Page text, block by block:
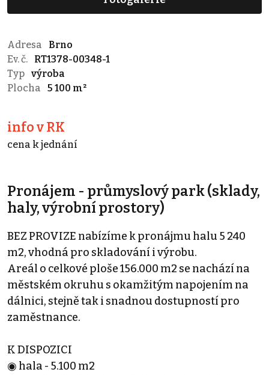
Adresa
Brno
Ev. č.
RT1378-00348-1
Typ výroba
Plocha
5 100 m²
info v RK
cena k jednání
Pronájem - průmyslový park (sklady,
haly, výrobní prostory)
BEZ PROVIZE nabízíme k pronájmu halu 5 240
m2, vhodná pro skladování i výrobu.
Areál o celkové ploše 156.000 m2 se nachází na
městském okruhu s okamžitým napojením na
dálnici, stejně tak i snadnou dostupností pro
zaměstnance.
K DISPOZICI
◉ hala - 5.100 m2